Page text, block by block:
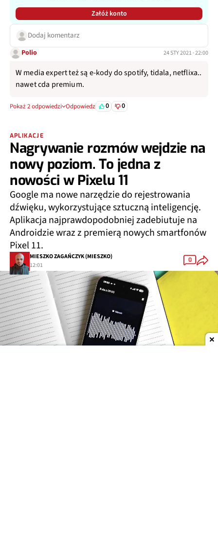
Załóż konto
Dodaj komentarz
Polio 24 STY 2021 · 22:00
W media expert też są e-kody do spotify, tidala, netflixa..
nawet cda premium.
Pokaż 2 odpowiedzi Odpowiedz 0 0
APLIKACJE
Nagrywanie rozmów wejdzie na
nowy poziom. To jedna z
nowości w Pixelu 11
Google ma nowe narzędzie do rejestrowania
dźwięku, wykorzystujące sztuczną inteligencję.
Aplikacja najprawdopodobniej zadebiutuje na
Androidzie wraz z premierą nowych smartfonów
Pixel 11.
MIESZKO ZAGAŃCZYK (MIESZKO)
12:01
0